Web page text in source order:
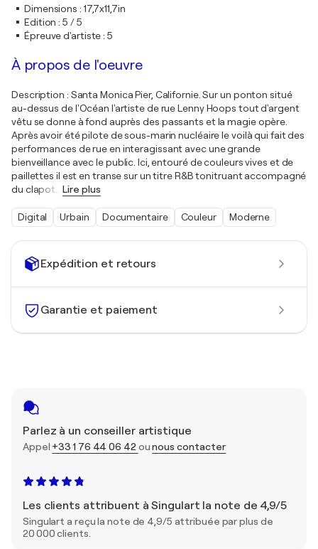
Expédition et retours
Garantie et paiement
Parlez à un conseiller artistique
Appel +33 1 76 44 06 42 ounous contacter
Les clients attribuent à Singulart la note de 4,9/5
Singulart a reçu la note de 4,9/5 attribuée par plus de
20 000 clients.
Dimensions : 17,7x11,7in
Edition :5 / 5
Épreuve d'artiste:5
À propos de l'oeuvre
Description : Santa Monica Pier, Californie. Sur un ponton situé
au-dessus de l'Océan l'artiste de rue Lenny Hoops tout d'argent
vêtu se donne à fond auprès des passants et la magie opère.
Après avoir été pilote de sous-marin nucléaire le voilà qui fait des
performances de rue en interagissant avec une grande
bienveillance avec le public. Ici, entouré de couleurs vives et de
paillettes il est en transe sur un titre R&B tonitruant accompagné
du clapot
Lire plus
Digital Urbain Documentaire Couleur Moderne